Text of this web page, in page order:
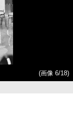
(画像 6/18)